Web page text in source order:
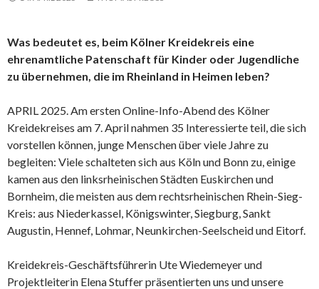
Was bedeutet es, beim Kölner Kreidekreis eine
ehrenamtliche Patenschaft für Kinder oder Jugendliche
zu übernehmen, die im Rheinland in Heimen leben?
APRIL 2025. Am ersten Online-Info-Abend des Kölner
Kreidekreises am 7. April nahmen 35 Interessierte teil, die sich
vorstellen können, junge Menschen über viele Jahre zu
begleiten: Viele schalteten sich aus Köln und Bonn zu, einige
kamen aus den linksrheinischen Städten Euskirchen und
Bornheim, die meisten aus dem rechtsrheinischen Rhein-Sieg-
Kreis: aus Niederkassel, Königswinter, Siegburg, Sankt
Augustin, Hennef, Lohmar, Neunkirchen-Seelscheid und Eitorf.
Kreidekreis-Geschäftsführerin Ute Wiedemeyer und
Projektleiterin Elena Stuffer präsentierten uns und unsere